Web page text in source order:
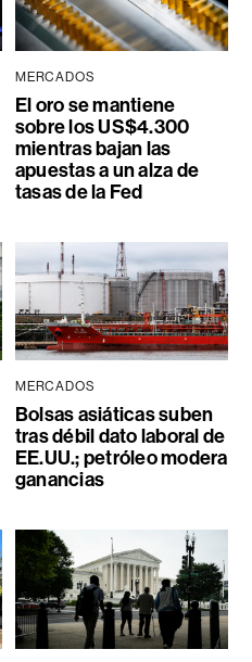
MERCADOS
El oro se mantiene
sobre los US$4.300
mientras bajan las
apuestas a un alza de
tasas de la Fed
MERCADOS
Bolsas asiáticas suben
tras débil dato laboral de
EE.UU.; petróleo modera
ganancias